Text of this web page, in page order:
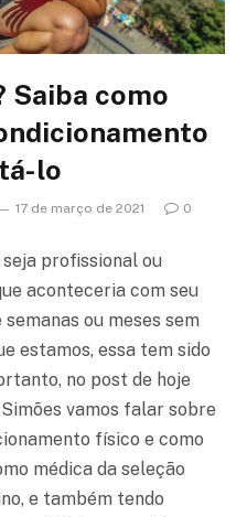
Saiba como
lo
17 de março de 2021 0
profissional ou
aconteceria com seu
ou meses sem
estamos, essa tem sido
no post de hoje
vamos falar sobre
físico e como
médica da seleção
e também tendo